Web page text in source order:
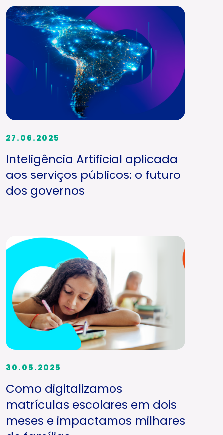
27.06.2025
Inteligência Artificial aplicada
aos serviços públicos: o futuro
dos governos
30.05.2025
Como digitalizamos
matrículas escolares em dois
meses e impactamos milhares